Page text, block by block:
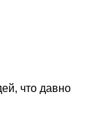
что давно